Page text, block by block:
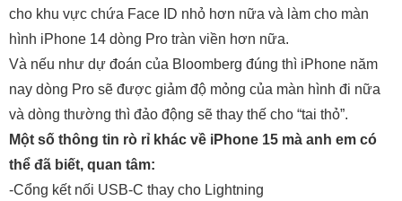
cho khu vực chứa Face ID nhỏ hơn nữa và làm cho màn
hình iPhone 14 dòng Pro tràn viền hơn nữa.
Và nếu như dự đoán của Bloomberg đúng thì iPhone năm
nay dòng Pro sẽ được giảm độ mỏng của màn hình đi nữa
và dòng thường thì đảo động sẽ thay thế cho “tai thỏ”.
Một số thông tin rò rỉ khác về iPhone 15 mà anh em có
thể đã biết, quan tâm:
-Cổng kết nối USB-C thay cho Lightning